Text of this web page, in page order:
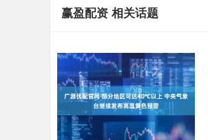
赢盈配资 相关话题